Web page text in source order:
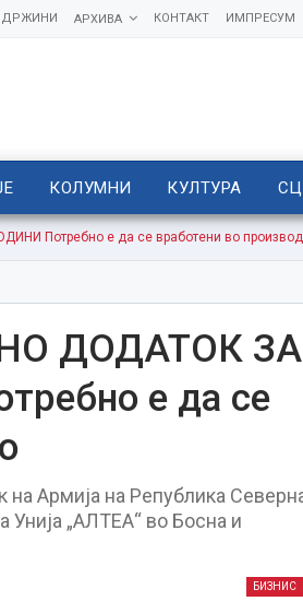
ИМПРЕСУМ
КОНТАКТ
АРХИВА
КОЛУМНИ КУЛТУРА
Потребно е да се вработени во
ДОДАТОК ЗА
е да се
Армија на Република
Унија „АЛТЕА“ во Босна и
БИЗНИС